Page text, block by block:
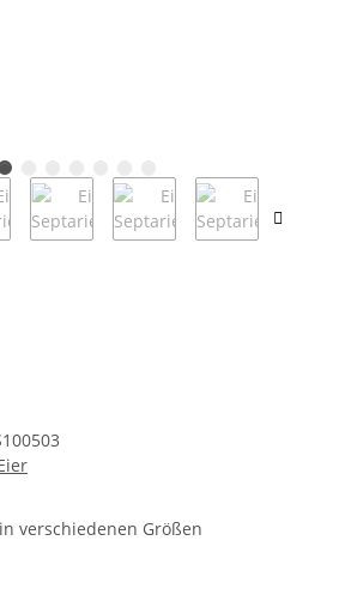
verschiedenen Größen